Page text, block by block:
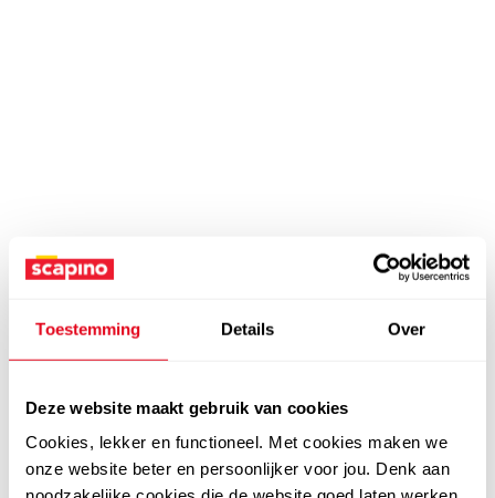
Toestemming Details Over
Deze website maakt gebruik van cookies
Cookies, lekker en functioneel. Met cookies maken we
onze website beter en persoonlijker voor jou. Denk aan